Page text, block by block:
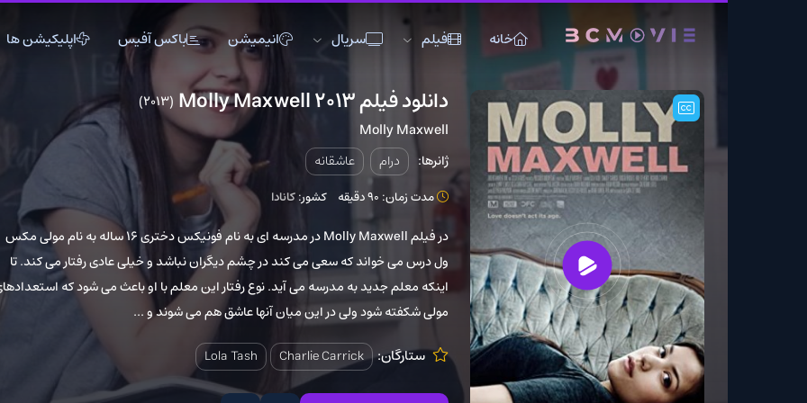
خانه فیلم
اکشن
تاک شو
جنگی خانوادگی
دلهره آور
عاشقانه
فانتزی کمدی
ماجراجویی
مستند
موزیک
موزیکال
ورزشی
سریال
اکشن
تاریخی
جنگی
دلهره آور
فانتزی
ماجراجویی
موزیک
ورزشی
انیمیشن باکس آفیس اپلیکیشن ها
دانلود فیلم Molly Maxwell 2013 (2013)
Molly Maxwell
ژانرها: عاشقانه
مدت زمان: 90 دقیقه کشور:کانادا
در فیلم Molly Maxwell در مدرسه ای به نام فونیکس دختری ۱۶ ساله به نام مولی مکس
ول درس می خواند که سعی می کند در چشم دیگران نباشد و خیلی عادی رفتار می کند. تا
اینکه معلم جدید به مدرسه می آید. نوع رفتار این معلم با او باعث می شود که استعدادهای
مولی شکفته شود ولی در این میان آنها عاشق هم می شوند و ...
ستارگان: Charlie Carrick
Lola Tash